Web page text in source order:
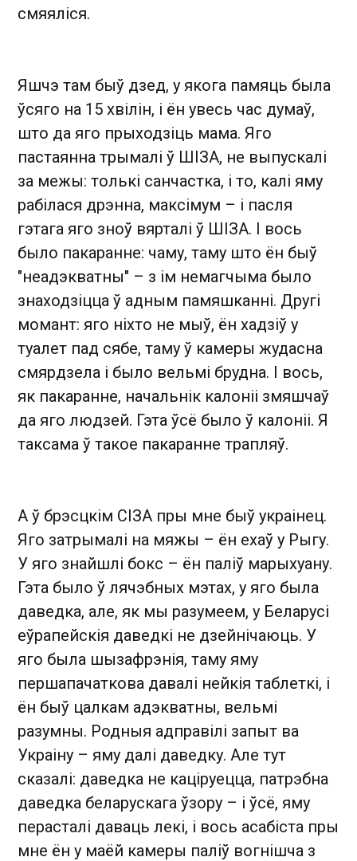
смяяліся.
Яшчэ там быў дзед, у якога памяць была
ўсяго на 15 хвілін, і ён увесь час думаў,
што да яго прыходзіць мама. Яго
пастаянна трымалі ў ШІЗА, не выпускалі
за межы: толькі санчастка, і то, калі яму
рабілася дрэнна, максімум – і пасля
гэтага яго зноў вярталі ў ШІЗА. І вось
было пакаранне: чаму, таму што ён быў
"неадэкватны" – з ім немагчыма было
знаходзіцца ў адным памяшканні. Другі
момант: яго ніхто не мыў, ён хадзіў у
туалет пад сябе, таму ў камеры жудасна
смярдзела і было вельмі брудна. І вось,
як пакаранне, начальнік калоніі змяшчаў
да яго людзей. Гэта ўсё было ў калоніі. Я
таксама ў такое пакаранне трапляў.
А ў брэсцкім СІЗА пры мне быў украінец.
Яго затрымалі на мяжы – ён ехаў у Рыгу.
У яго знайшлі бокс – ён паліў марыхуану.
Гэта было ў лячэбных мэтах, у яго была
даведка, але, як мы разумеем, у Беларусі
еўрапейскія даведкі не дзейнічаюць. У
яго была шызафрэнія, таму яму
першапачаткова давалі нейкія таблеткі, і
ён быў цалкам адэкватны, вельмі
разумны. Родныя адправілі запыт ва
Украіну – яму далі даведку. Але тут
сказалі: даведка не каціруецца, патрэбна
даведка беларускага ўзору – і ўсё, яму
перасталі даваць лекі, і вось асабіста пры
мне ён у маёй камеры паліў вогнішча з